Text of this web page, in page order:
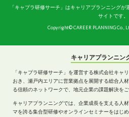
「キャプラ研修サーチ」はキャリアプランニング
サイトです。
Copyright© CAREER PLANNING Co.,
キャリアプランニン
「キャプラ研修サーチ」を運営する株式会社キャ
おき、瀬戸内エリアに営業拠点を展開する総合人
る信頼のネットワークで、地元企業の課題解決をご
キャリアプランニングでは、企業成長を支える人
マを誇る集合型研修やオンラインセミナーをはじ